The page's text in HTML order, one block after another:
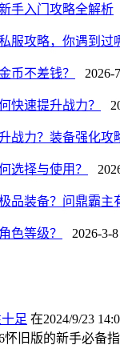
手入门攻略全解析
服攻略，你遇到过
币不差钱？ 2026-
快速提升战力？
战力？装备强化攻
选择与使用？
品装备？问鼎霸主
色等级？ 2026-3-8
足 在2024/9/23
旧版的新手必备